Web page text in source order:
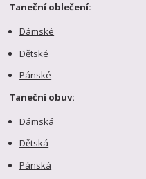
Taneční oblečení:
Dámské
Dětské
Pánské
Taneční obuv:
Dámská
Dětská
Pánská